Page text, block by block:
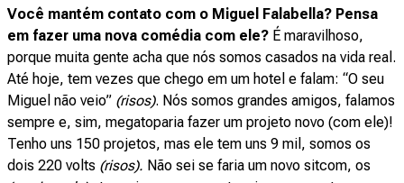
Você mantém contato com o Miguel Falabella? Pensa
em fazer uma nova comédia com ele? É maravilhoso,
porque muita gente acha que nós somos casados na vida real.
Até hoje, tem vezes que chego em um hotel e falam: “O seu
Miguel não veio” (risos). Nós somos grandes amigos, falamos
sempre e, sim, megatoparia fazer um projeto novo (com ele)!
Tenho uns 150 projetos, mas ele tem uns 9 mil, somos os
dois 220 volts (risos). Não sei se faria um novo sitcom, os